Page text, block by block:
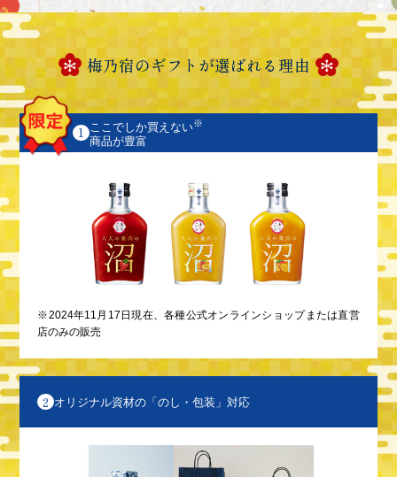
梅乃宿のギフトが選ばれる理由
1 ここでしか買えない※
商品が豊富
※2024年11月17日現在、各種公式オンラインショップまたは直営
店のみの販売
2 オリジナル資材の「のし・包装」対応